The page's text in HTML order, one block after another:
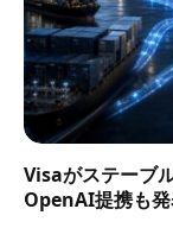
Visaがステーブ
OpenAI提携も